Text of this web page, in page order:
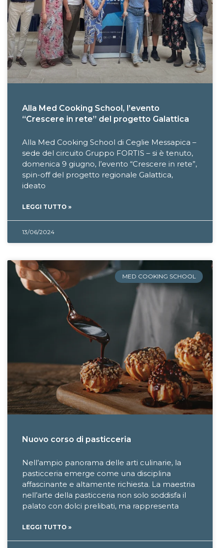
Alla Med Cooking School, l’evento
“Crescere in rete” del progetto Galattica
Alla Med Cooking School di Ceglie Messapica –
sede del circuito Gruppo FORTIS – si è tenuto,
domenica 9 giugno, l’evento “Crescere in rete”,
spin-off del progetto regionale Galattica,
ideato
LEGGI TUTTO »
13/06/2024
MED COOKING SCHOOL
Nuovo corso di pasticceria
Nell’ampio panorama delle arti culinarie, la
pasticceria emerge come una disciplina
affascinante e altamente richiesta. La maestria
nell’arte della pasticceria non solo soddisfa il
palato con dolci prelibati, ma rappresenta
LEGGI TUTTO »